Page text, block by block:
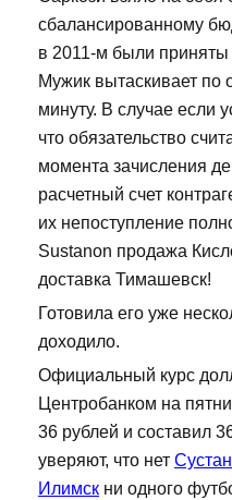
сбалансированному
в 2011-м были приняты
Мужик вытаскивает по
минуту. В случае если
что обязательство
момента зачисления
расчетный счет
их непоступление
Sustanon продажа
доставка Тимашевск!
Готовила его уже
доходило.
Официальный курс
Центробанком на
36 рублей и составил
уверяют, что нет
Илимск ни одного